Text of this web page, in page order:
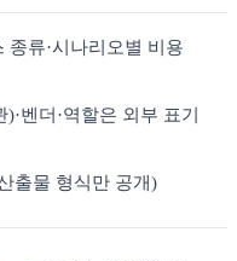
종류·시나리오별 비용
벤더·역할은 외부 표기
출물 형식만 공개)